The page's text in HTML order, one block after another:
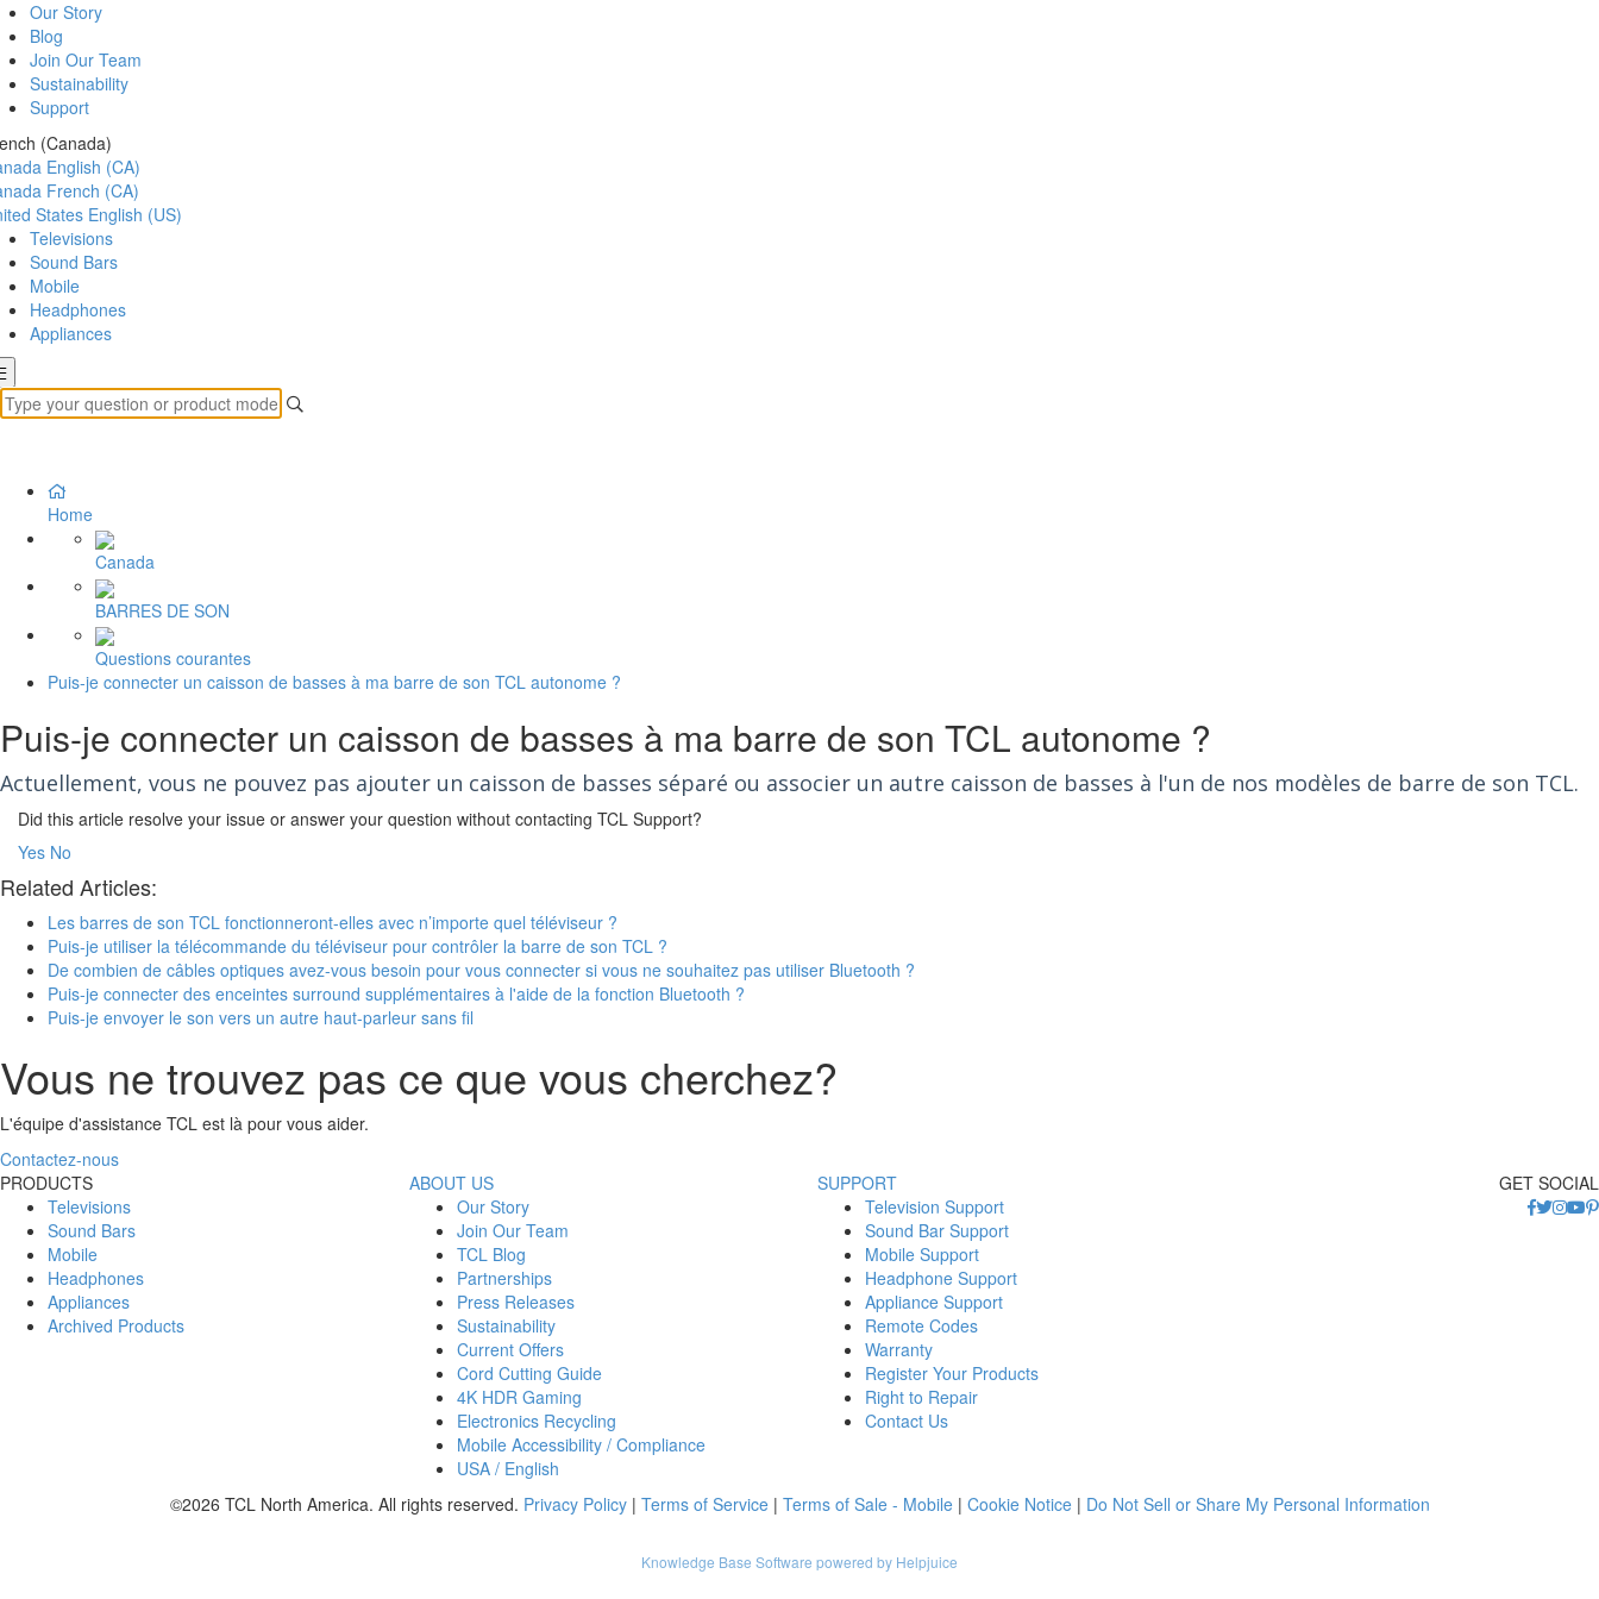
Our Story
Blog
Join Our Team
Sustainability
Support
(Canada)
English (CA)
French (CA)
States English (US)
Televisions
Sound Bars
Mobile
Headphones
Appliances
Home
Canada
BARRES DE SON
Questions courantes
Puis-je connecter un caisson de basses à ma barre de son TCL autonome ?
Puis-je connecter un caisson de basses à ma barre de son TCL autonome ?
Actuellement, vous ne pouvez pas ajouter un caisson de basses séparé ou associer un autre caisson de basses à l'un de nos modèles de barre de son TCL.
Did this article resolve your issue or answer your question without contacting TCL Support?
Yes No
Related Articles:
Les barres de son TCL fonctionneront-elles avec n’importe quel téléviseur ?
Puis-je utiliser la télécommande du téléviseur pour contrôler la barre de son TCL ?
De combien de câbles optiques avez-vous besoin pour vous connecter si vous ne souhaitez pas utiliser Bluetooth ?
Puis-je connecter des enceintes surround supplémentaires à l'aide de la fonction Bluetooth ?
Puis-je envoyer le son vers un autre haut-parleur sans fil
Vous ne trouvez pas ce que vous cherchez?
L'équipe d'assistance TCL est là pour vous aider.
Contactez-nous
PRODUCTS
Televisions
Sound Bars
Mobile
Headphones
Appliances
Archived Products
ABOUT US
Our Story
Join Our Team
TCL Blog
Partnerships
Press Releases
Sustainability
Current Offers
Cord Cutting Guide
4K HDR Gaming
Electronics Recycling
Mobile Accessibility / Compliance
USA / English
SUPPORT
Television Support
Sound Bar Support
Mobile Support
Headphone Support
Appliance Support
Remote Codes
Warranty
Register Your Products
Right to Repair
Contact Us
GET SOCIAL
©2026 TCL North America. All rights reserved. Privacy Policy| Terms of Service| Terms of Sale - Mobile| Cookie Notice| Do Not Sell or Share My Personal Information
Knowledge Base Software powered by Helpjuice